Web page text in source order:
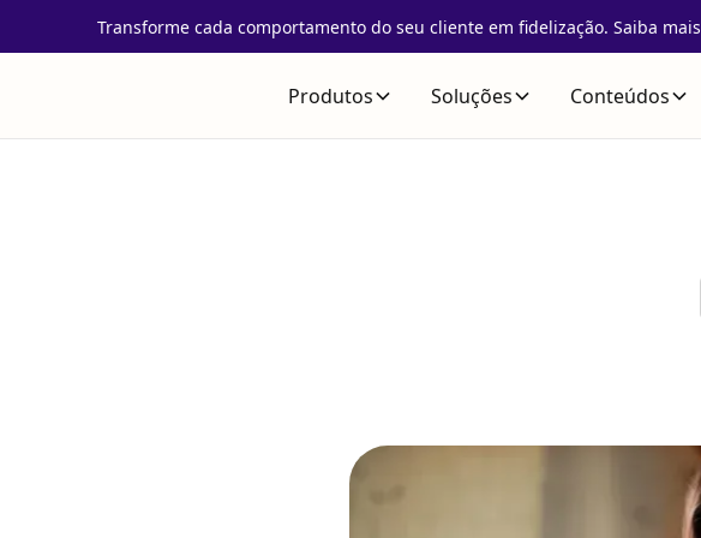
Transforme cada comportamento do seu cliente em fidelização. Saiba mais
Produtos Soluções Conteúdos